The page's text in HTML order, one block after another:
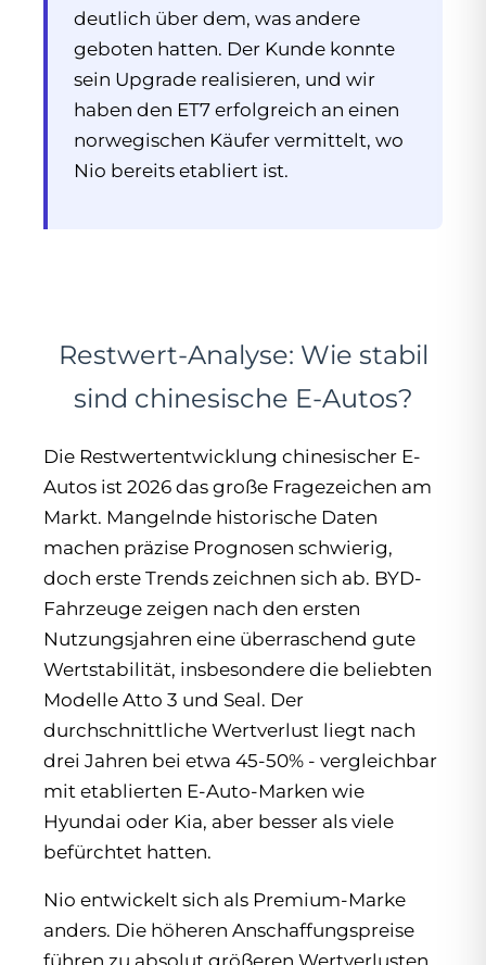
deutlich über dem, was andere
geboten hatten. Der Kunde konnte
sein Upgrade realisieren, und wir
haben den ET7 erfolgreich an einen
norwegischen Käufer vermittelt, wo
Nio bereits etabliert ist.
Restwert-Analyse: Wie stabil
sind chinesische E-Autos?
Die Restwertentwicklung chinesischer E-
Autos ist 2026 das große Fragezeichen am
Markt. Mangelnde historische Daten
machen präzise Prognosen schwierig,
doch erste Trends zeichnen sich ab. BYD-
Fahrzeuge zeigen nach den ersten
Nutzungsjahren eine überraschend gute
Wertstabilität, insbesondere die beliebten
Modelle Atto 3 und Seal. Der
durchschnittliche Wertverlust liegt nach
drei Jahren bei etwa 45-50% - vergleichbar
mit etablierten E-Auto-Marken wie
Hyundai oder Kia, aber besser als viele
befürchtet hatten.
Nio entwickelt sich als Premium-Marke
anders. Die höheren Anschaffungspreise